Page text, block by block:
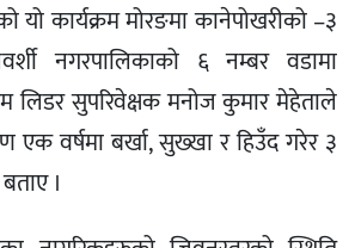
यो कार्यक्रम मोरङमा कानेपोखरीको –३
नगरपालिकाको ६ नम्बर वडामा
लिडर सुपरिवेक्षक मनोज कुमार मेहेताले
एक वर्षमा बर्खा, सुख्खा र हिउँद गरेर ३
।